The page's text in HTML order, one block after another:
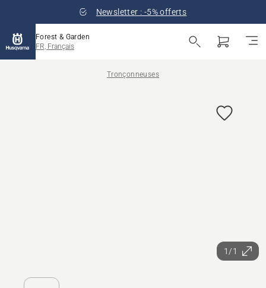
Newsletter : -5% offerts
Forest & Garden
FR, Français
Tronçonneuses
1/1